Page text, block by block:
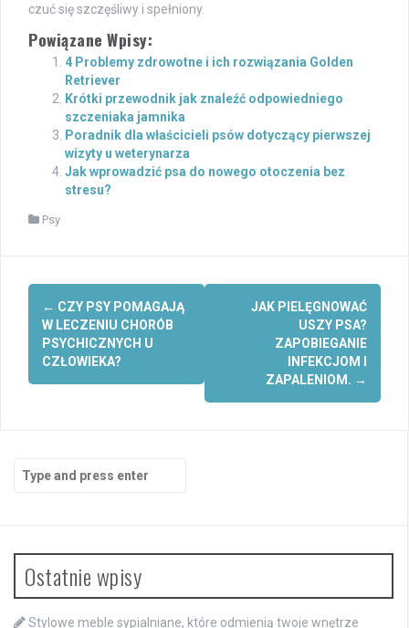
czuć się szczęśliwy i spełniony.
Powiązane Wpisy:
4 Problemy zdrowotne i ich rozwiązania Golden
Retriever
Krótki przewodnik jak znaleźć odpowiedniego
szczeniaka jamnika
Poradnik dla właścicieli psów dotyczący pierwszej
wizyty u weterynarza
Jak wprowadzić psa do nowego otoczenia bez
stresu?
Psy
Post
navigation
← CZY PSY POMAGAJĄ
W LECZENIU CHORÓB
PSYCHICZNYCH U
CZŁOWIEKA?
JAK PIELĘGNOWAĆ
USZY PSA?
ZAPOBIEGANIE
INFEKCJOM I
ZAPALENIOM. →
Search
for:
Ostatnie wpisy
Stylowe meble sypialniane, które odmienią twoje wnętrze